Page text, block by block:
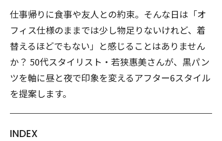
仕事帰りに食事や友人との約束。そんな日は「オ
フィス仕様のままでは少し物足りないけれど、着
替えるほどでもない」と感じることはありません
か？ 50代スタイリスト・若狭惠美さんが、黒パン
ツを軸に昼と夜で印象を変えるアフター6スタイル
を提案します。
INDEX